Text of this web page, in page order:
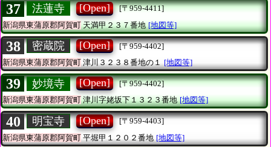
37 法蓮寺 [Open]
[〒959-4411]
新潟県東蒲原郡阿賀町天満甲２３７番地 [地図等]
38 密蔵院 [Open]
[〒959-4402]
新潟県東蒲原郡阿賀町 津川３２３８番地の１ [地図等]
39 妙境寺 [Open]
[〒959-4402]
新潟県東蒲原郡阿賀町津川字姥坂下１３２３番地 [地図等]
40 明宝寺 [Open]
[〒959-4403]
新潟県東蒲原郡阿賀町 平堀甲１２０２番地 [地図等]